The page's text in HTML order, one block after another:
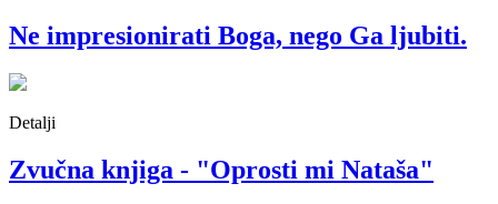
Ne impresionirati Boga, nego Ga ljubiti.
Detalji
Zvučna knjiga - "Oprosti mi Nataša"